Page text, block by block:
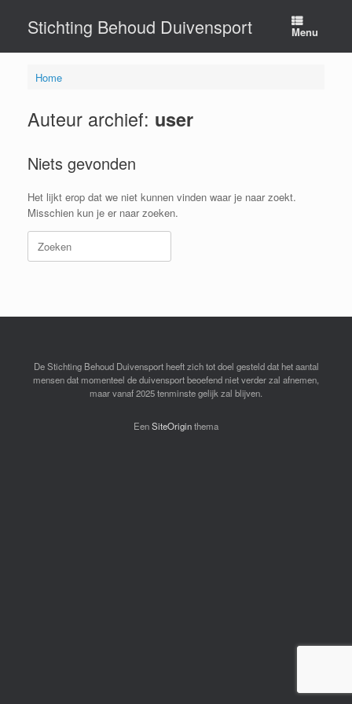
inhoud
Stichting Behoud Duivensport Menu
Home
Auteur archief: user
Niets gevonden
Het lijkt erop dat we niet kunnen vinden waar je naar zoekt.
Misschien kun je er naar zoeken.
Zoeken
naar:
De Stichting Behoud Duivensport heeft zich tot doel gesteld dat het aantal
mensen dat momenteel de duivensport beoefend niet verder zal afnemen,
maar vanaf 2025 tenminste gelijk zal blijven.
EenSiteOriginthema